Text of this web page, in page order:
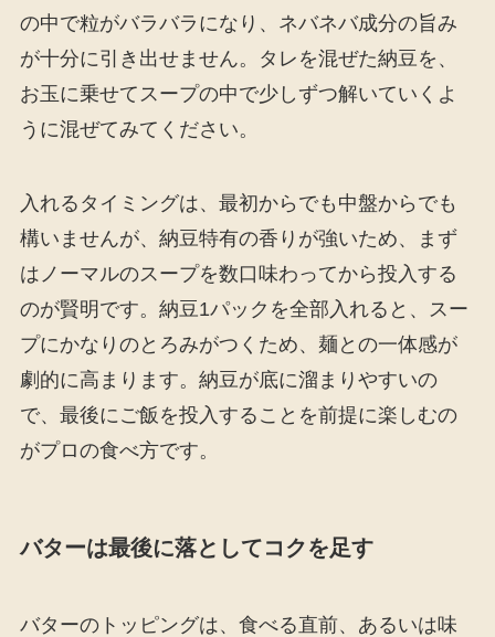
の中で粒がバラバラになり、ネバネバ成分の旨み
が十分に引き出せません。タレを混ぜた納豆を、
お玉に乗せてスープの中で少しずつ解いていくよ
うに混ぜてみてください。
入れるタイミングは、最初からでも中盤からでも
構いませんが、納豆特有の香りが強いため、まず
はノーマルのスープを数口味わってから投入する
のが賢明です。納豆1パックを全部入れると、スー
プにかなりのとろみがつくため、麺との一体感が
劇的に高まります。納豆が底に溜まりやすいの
で、最後にご飯を投入することを前提に楽しむの
がプロの食べ方です。
バターは最後に落としてコクを足す
バターのトッピングは、食べる直前、あるいは味